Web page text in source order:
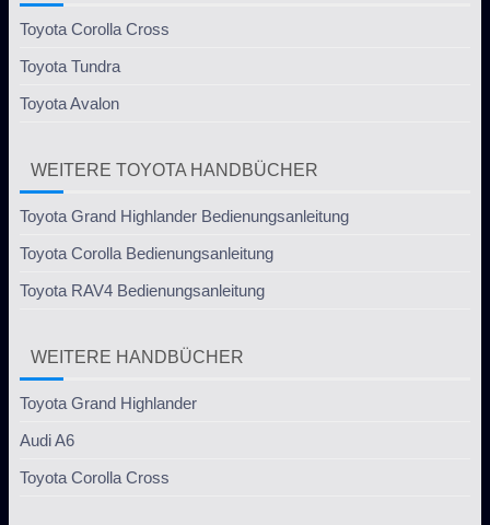
Toyota Corolla Cross
Toyota Tundra
Toyota Avalon
WEITERE TOYOTA HANDBÜCHER
Toyota Grand Highlander Bedienungsanleitung
Toyota Corolla Bedienungsanleitung
Toyota RAV4 Bedienungsanleitung
WEITERE HANDBÜCHER
Toyota Grand Highlander
Audi A6
Toyota Corolla Cross